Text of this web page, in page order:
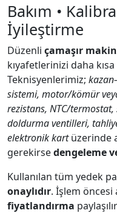
Bakım •
İyileştirme
Düzenli çamaşır
kıyafetlerinizi daha
Teknisyenlerimiz;
sistemi, motor/kömür
rezistans, NTC/
doldurma ventilleri,
elektronik kartüzerinde
gerekirsedengeleme
Kullanılan tüm yedek
onaylıdır. İşlem öncesi
fiyatlandırma